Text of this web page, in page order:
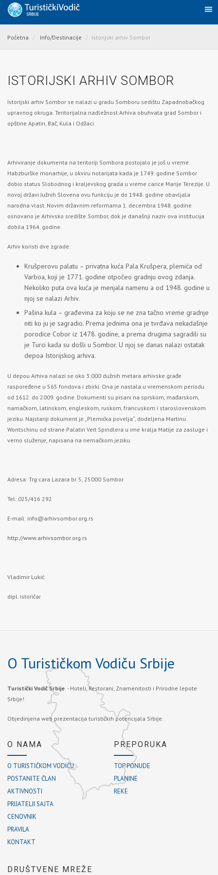
Početna Info/Destinacije Istorijski arhiv Sombor
ISTORIJSKI ARHIV SOMBOR
Istorijski arhiv Sombor se nalazi u gradu Somboru sedištu Zapadnobačkog
upravnog okruga. Teritorijalna nadležnost Arhiva obuhvata grad Sombor i
opštine Apatin, Bač, Kula i Odžaci.
Arhiviranje dokumenta na teritoriji Sombora postojalo je još u vreme
Habzburške monarhije, u okviru notarijata kada je 1749. godine Sombor
dobio status Slobodnog i kraljevskog grada u vreme carice Marije Terezije. U
novoj državi Južnih Slovena ovu funkciju je do 1948. godine obavljala
narodna vlast. Novim državnim reformama 1. decembra 1948. godine
osnovano je Arhivsko središte Sombor, dok je današnji naziv ova institucija
dobila 1964. godine.
Arhiv koristi dve zgrade:
Krušperovu palatu – privatna kuća Pala Krušpera, plemića od
Varboa, koji je 1771. godine otpočeo gradnju ovog zdanja.
Nekoliko puta ova kuća je menjala namenu a od 1948. godine u
njoj se nalazi Arhiv.
Pašina kula – građevina za koju se ne zna tačno vreme gradnje
niti ko ju je sagradio. Prema jednima ona je tvrđava nekadašnje
porodice Cobor iz 1478. godine, a prema drugima sagradili su
je Turci kada su došli u Sombor. U njoj se danas nalazi ostatak
depoa Istorijskog arhiva.
U depou Arhiva nalazi se oko 3.000 dužnih metara arhivske građe
raspoređene u 565 fondova i zbirki. Ona je nastala u vremenskom periodu
od 1612. do 2009. godine. Dokumenti su pisani na sprskom, mađarskom,
namačkom, latinskom, engleskom, ruskom, francuskom i staroslovenskom
jeziku. Najstariji dokument je „Plemićka povelja“, dodeljena Martinu
Wontschinu od strane Palatin Veit Spindlera u ime kralja Matije za zasluge i
verno služenje, napisana na nemačkom jeziku.
Adresa: Trg cara Lazara br. 5, 25000 Sombor
Tel: 025/416 292
E-mail: info@arhivsombor.org.rs
http://www.arhivsombor.org.rs
Vladimir Lukić
dipl. istoričar
O Turističkom Vodiču Srbije
Turistički Vodič Srbije - Hoteli, Restorani, Znamenitosti i Prirodne lepote
Srbije!
Objedinjena web prezentacija turističkih potencijala Srbije.
O NAMA
O TURISTIČKOM VODIČU
POSTANITE ČLAN
AKTIVNOSTI
PRIJATELJI SAJTA
CENOVNIK
PRAVILA
KONTAKT
PREPORUKA
TOP PONUDE
PLANINE
REKE
DRUŠTVENE MREŽE